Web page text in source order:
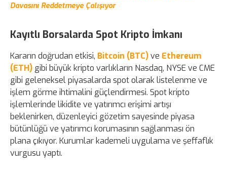
Davasını Reddetmeye Çalışıyor
Kayıtlı Borsalarda Spot Kripto İmkanı
Kararın doğrudan etkisi, Bitcoin (BTC)ve Ethereum
(ETH) gibi büyük kripto varlıkların Nasdaq, NYSE ve CME
gibi geleneksel piyasalarda spot olarak listelenme ve
işlem görme ihtimalini güçlendirmesi. Spot kripto
işlemlerinde likidite ve yatırımcı erişimi artışı
beklenirken, düzenleyici gözetim sayesinde piyasa
bütünlüğü ve yatırımcı korumasının sağlanması ön
plana çıkıyor. Kurumlar kademeli uygulama ve şeffaflık
vurgusu yaptı.